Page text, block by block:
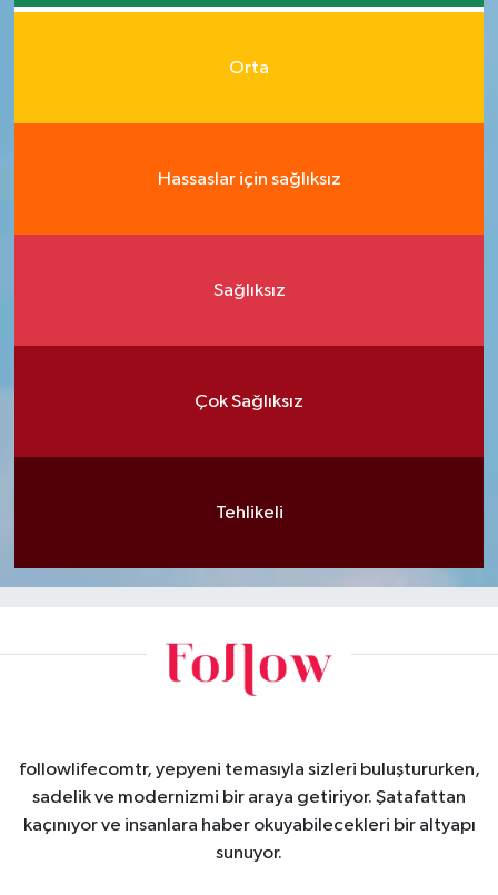
Orta
Hassaslar için sağlıksız
Sağlıksız
Çok Sağlıksız
Tehlikeli
followlifecomtr, yepyeni temasıyla sizleri buluştururken,
sadelik ve modernizmi bir araya getiriyor. Şatafattan
kaçınıyor ve insanlara haber okuyabilecekleri bir altyapı
sunuyor.